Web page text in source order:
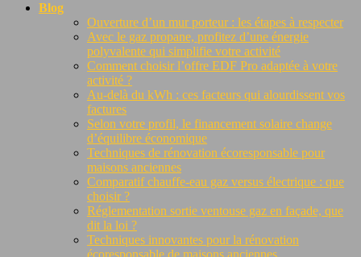
Blog
Ouverture d’un mur porteur : les étapes à respecter
Avec le gaz propane, profitez d’une énergie
polyvalente qui simplifie votre activité
Comment choisir l’offre EDF Pro adaptée à votre
activité ?
Au-delà du kWh : ces facteurs qui alourdissent vos
factures
Selon votre profil, le financement solaire change
d’équilibre économique
Techniques de rénovation écoresponsable pour
maisons anciennes
Comparatif chauffe-eau gaz versus électrique : que
choisir ?
Réglementation sortie ventouse gaz en façade, que
dit la loi ?
Techniques innovantes pour la rénovation